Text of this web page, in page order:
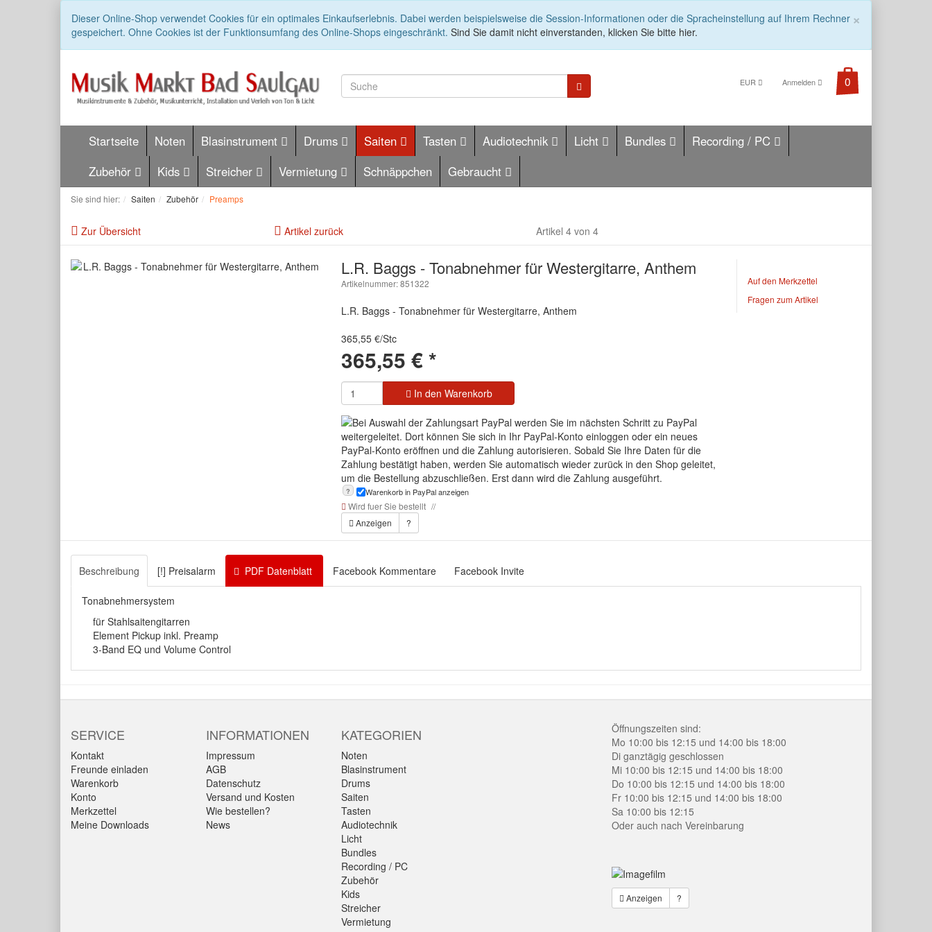
×
Dieser Online-Shop verwendet Cookies für ein optimales Einkaufserlebnis. Dabei werden beispielsweise die Session-Informationen oder die Spracheinstellung auf Ihrem Rechner
gespeichert. Ohne Cookies ist der Funktionsumfang des Online-Shops eingeschränkt. Sind Sie damit nicht einverstanden, klicken Sie bitte hier.
EUR Anmelden
Startseite Noten Blasinstrument Drums Saiten Tasten Audiotechnik Licht Bundles
Recording / PC
Zubehör
Kids Streicher Vermietung Schnäppchen Gebraucht
Sie sind hier: Saiten Zubehör Preamps
Zur Übersicht Artikel zurück Artikel 4 von 4
L.R. Baggs - Tonabnehmer für Westergitarre, Anthem
Artikelnummer: 851322
L.R. Baggs - Tonabnehmer für Westergitarre, Anthem
365,55 €/Stc
365,55 €*
In den Warenkorb
? Warenkorb in PayPal anzeigen
Wird fuer Sie bestellt
Anzeigen
?
Auf den Merkzettel
Fragen zum Artikel
Beschreibung [!] Preisalarm PDF Datenblatt Facebook Kommentare Facebook Invite
Tonabnehmersystem
für Stahlsaitengitarren
Element Pickup inkl. Preamp
3-Band EQ und Volume Control
SERVICE
Kontakt
Freunde einladen
Warenkorb
Konto
Merkzettel
Meine Downloads
INFORMATIONEN
Impressum
AGB
Datenschutz
Versand und Kosten
Wie bestellen?
News
KATEGORIEN
Noten
Blasinstrument
Drums
Saiten
Tasten
Audiotechnik
Licht
Bundles
Recording / PC
Zubehör
Kids
Streicher
Vermietung
Öffnungszeiten sind:
Mo 10:00 bis 12:15 und 14:00 bis 18:00
Di ganztägig geschlossen
Mi 10:00 bis 12:15 und 14:00 bis 18:00
Do 10:00 bis 12:15 und 14:00 bis 18:00
Fr 10:00 bis 12:15 und 14:00 bis 18:00
Sa 10:00 bis 12:15
Oder auch nach Vereinbarung
Anzeigen ?